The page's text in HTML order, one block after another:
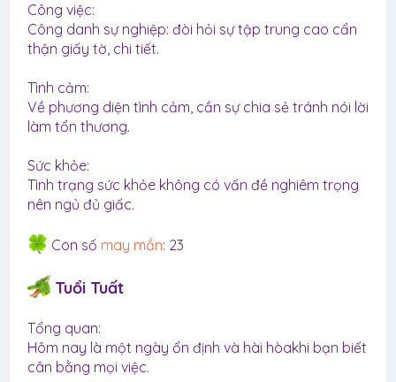
Công việc:
Công danh sự nghiệp: đòi hỏi sự tập trung cao cẩn
thận giấy tờ, chi tiết.
Tình cảm:
Về phương diện tình cảm, cần sự chia sẻ tránh nói lời
làm tổn thương.
Sức khỏe:
Tình trạng sức khỏe không có vấn đề nghiêm trọng
nên ngủ đủ giấc.
Con số may mắn: 23
Tuổi Tuất
Tổng quan:
Hôm nay là một ngày ổn định và hài hòakhi bạn biết
cân bằng mọi việc.